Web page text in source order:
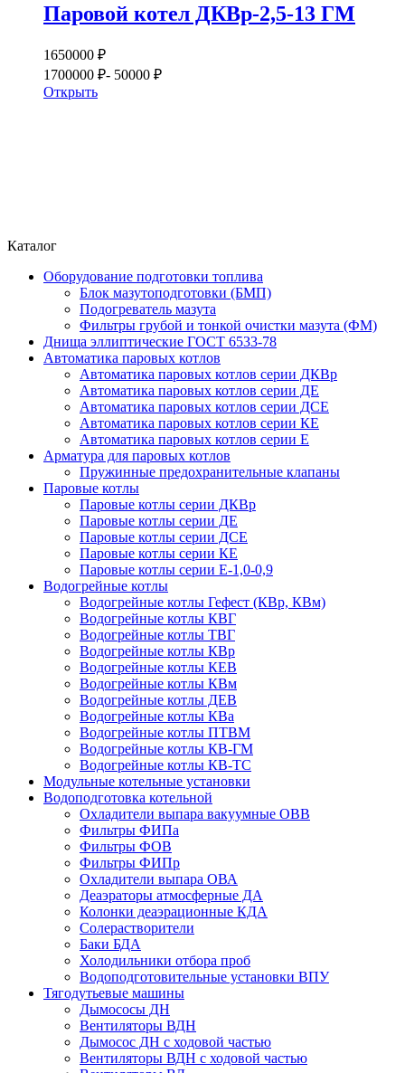
Паровой котел ДКВр-2,5-13 ГМ
1650000 ₽
1700000 ₽- 50000 ₽
Открыть
Каталог
Оборудование подготовки топлива
Блок мазутоподготовки (БМП)
Подогреватель мазута
Фильтры грубой и тонкой очистки мазута (ФМ)
Днища эллиптические ГОСТ 6533-78
Автоматика паровых котлов
Автоматика паровых котлов серии ДКВр
Автоматика паровых котлов серии ДЕ
Автоматика паровых котлов серии ДСЕ
Автоматика паровых котлов серии КЕ
Автоматика паровых котлов серии Е
Арматура для паровых котлов
Пружинные предохранительные клапаны
Паровые котлы
Паровые котлы серии ДКВр
Паровые котлы серии ДЕ
Паровые котлы серии ДСЕ
Паровые котлы серии КЕ
Паровые котлы серии Е-1,0-0,9
Водогрейные котлы
Водогрейные котлы Гефест (КВр, КВм)
Водогрейные котлы КВГ
Водогрейные котлы ТВГ
Водогрейные котлы КВр
Водогрейные котлы КЕВ
Водогрейные котлы КВм
Водогрейные котлы ДЕВ
Водогрейные котлы КВа
Водогрейные котлы ПТВМ
Водогрейные котлы КВ-ГМ
Водогрейные котлы КВ-ТС
Модульные котельные установки
Водоподготовка котельной
Охладители выпара вакуумные ОВВ
Фильтры ФИПа
Фильтры ФОВ
Фильтры ФИПр
Охладители выпара ОВА
Деаэраторы атмосферные ДА
Колонки деаэрационные КДА
Солерастворители
Баки БДА
Холодильники отбора проб
Водоподготовительные установки ВПУ
Тягодутьевые машины
Дымососы ДН
Вентиляторы ВДН
Дымосос ДН с ходовой частью
Вентиляторы ВДН с ходовой частью